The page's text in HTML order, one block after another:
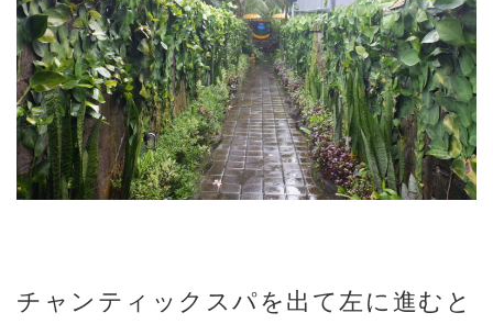
チャンティックスパを出て左に進むと